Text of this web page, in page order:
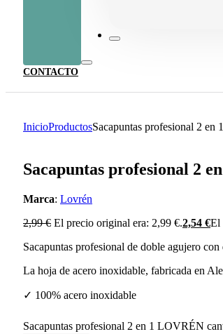
CONTACTO
InicioProductosSacapuntas profesional 2
Sacapuntas profesional 2
Marca: Lovrén
2,99€ El precio original era: 2,99 €.2,54 €El
Sacapuntas profesional de doble agujero
La hoja de acero inoxidable, fabricada en
✓ 100% acero inoxidable
Sacapuntas profesional 2 en 1 LOVRÉN